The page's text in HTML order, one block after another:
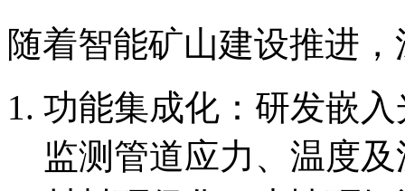
随着智能矿山建设推进
功能集成化：研发嵌
监测管道应力、温度